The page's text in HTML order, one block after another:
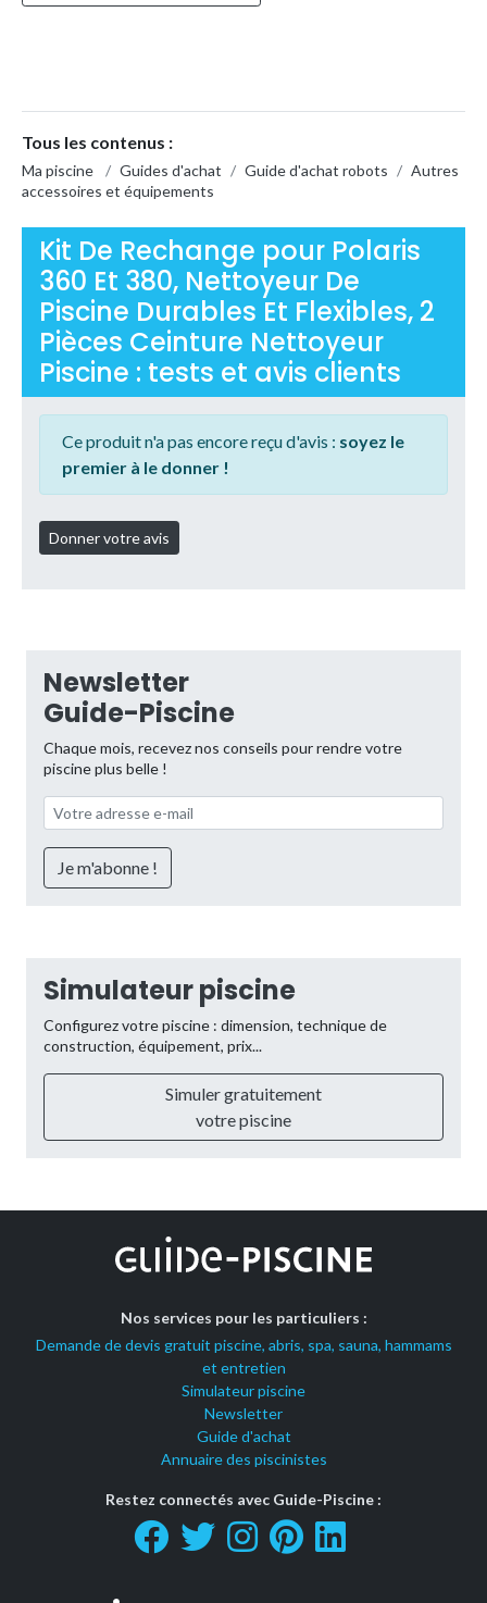
Tous les contenus :
Ma piscine / Guides d'achat / Guide d'achat robots / Autres
accessoires et équipements
Kit De Rechange pour Polaris
360 Et 380, Nettoyeur De
Piscine Durables Et Flexibles, 2
Pièces Ceinture Nettoyeur
Piscine : tests et avis clients
Ce produit n'a pas encore reçu d'avis : soyez le
premier à le donner !
Newsletter
Guide-Piscine
Chaque mois, recevez nos conseils pour rendre votre
piscine plus belle !
Simulateur piscine
Configurez votre piscine : dimension, technique de
construction, équipement, prix...
Simuler gratuitement
votre piscine
Nos services pour les particuliers :
Demande de devis gratuit piscine, abris, spa, sauna, hammams
et entretien
Simulateur piscine
Newsletter
Guide d'achat
Annuaire des piscinistes
Restez connectés avec Guide-Piscine :